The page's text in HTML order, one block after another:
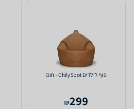
פוף לילדים ChilySpot - חום
299
₪